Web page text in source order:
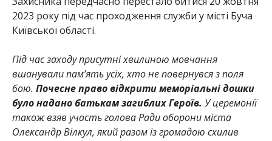
2023 року під час проходження служби у місті Буча
Київської області.
Під час заходу присутні хвилиною мовчання
вшанували пам’ять усіх, хто не повернувся з поля
бою. Почесне право відкрити меморіальні дошки
було надано батькам загиблих Героїв. У церемонії
також взяв участь голова Ради оборони міста
Олександр Вілкул, який разом із громадою схилив